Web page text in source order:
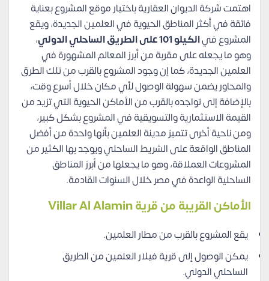
اهتمت شركة الديوان العقارية باختيار موقع المشروع بعناية
فائقة في أكثر المناطق الحيوية في العلمين الجديدة، ويقع
المشروع فيالكيلو 101 على الطريق الساحلي الدولي
،
وهو ما يجعله على مقربة من أبرز المعالم المشهورة في
العلمين الجديدة، كما إن وجود المشروع بالقرب من تلك الطرق
والمحاور يضمن سهولة الوصول لأي مكان خلال أسرع وقت،
بالإضافة إلى تواجده بالقرب من الأماكن الحيوية التي تزيد من
القيمة الاستثمارية والتسويقية في المشروع بشكل كبير،
ومن ناحية أخرى تتميز مدينة العلمين بأنها واحدة من أفضل
المناطق الواقعة على الشريط الساحلي ويوجد بها الكثير من
المشروعات العملاقة، وهو ما يجعلها من أبرز المناطق
الساحلية الواعدة في مصر خلال السنوات القادمة.
الأماكن القريبة من قرية Villar Al Alamin
يقع المشروع بالقرب من مطار العلمين.
يمكن الوصول إلى قرية فيلار العلمين من الطريق
الساحلي الدولي.